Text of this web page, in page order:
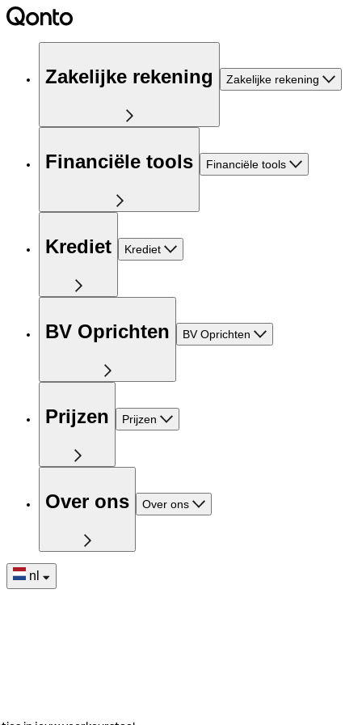
Zakelijke rekening Zakelijke rekening
Financiële tools Financiële tools
Krediet Krediet
BV Oprichten BV Oprichten
Prijzen Prijzen
Over ons Over ons
nl